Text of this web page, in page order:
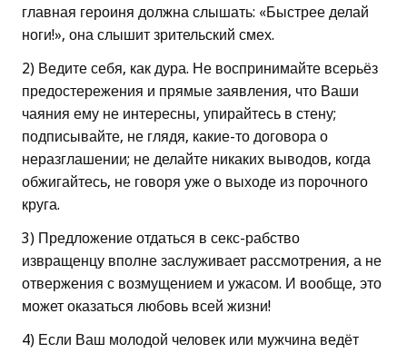
главная героиня должна слышать: «Быстрее делай
ноги!», она слышит зрительский смех.
2) Ведите себя, как дура. Не воспринимайте всерьёз
предостережения и прямые заявления, что Ваши
чаяния ему не интересны, упирайтесь в стену;
подписывайте, не глядя, какие-то договора о
неразглашении; не делайте никаких выводов, когда
обжигайтесь, не говоря уже о выходе из порочного
круга.
3) Предложение отдаться в секс-рабство
извращенцу вполне заслуживает рассмотрения, а не
отвержения с возмущением и ужасом. И вообще, это
может оказаться любовь всей жизни!
4) Если Ваш молодой человек или мужчина ведёт